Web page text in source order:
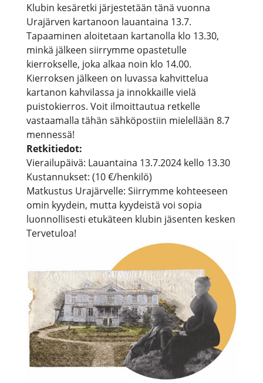
Klubin kesäretki järjestetään tänä vuonna
Urajärven kartanoon lauantaina 13.7.
Tapaaminen aloitetaan kartanolla klo 13.30,
minkä jälkeen siirrymme opastetulle
kierrokselle, joka alkaa noin klo 14.00.
Kierroksen jälkeen on luvassa kahvittelua
kartanon kahvilassa ja innokkaille vielä
puistokierros. Voit ilmoittautua retkelle
vastaamalla tähän sähköpostiin mielellään 8.7
mennessä!
Retkitiedot:
Vierailupäivä: Lauantaina 13.7.2024 kello 13.30
Kustannukset: (10 €/henkilö)
Matkustus Urajärvelle: Siirrymme kohteeseen
omin kyydein, mutta kyydeistä voi sopia
luonnollisesti etukäteen klubin jäsenten kesken
Tervetuloa!